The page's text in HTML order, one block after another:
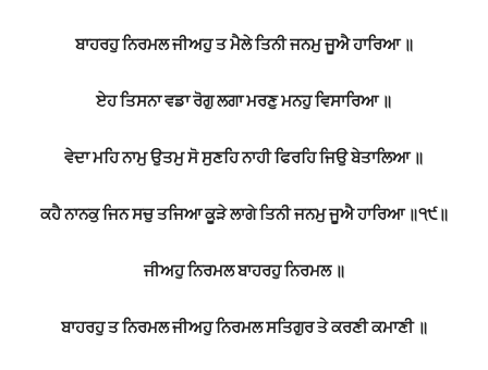
ਬਾਹਰਹੁ ਨਿਰਮਲ ਜੀਅਹੁ ਤ ਮੈਲੇ ਤਿਨੀ ਜਨਮੁ ਜੂਐ ਹਾਰਿਆ ॥
ਏਹ ਤਿਸਨਾ ਵਡਾ ਰੋਗੁ ਲਗਾ ਮਰਣੁ ਮਨਹੁ ਵਿਸਾਰਿਆ ॥
ਵੇਦਾ ਮਹਿ ਨਾਮੁ ਉਤਮੁ ਸੋ ਸੁਣਹਿ ਨਾਹੀ ਫਿਰਹਿ ਜਿਉ ਬੇਤਾਲਿਆ ॥
ਕਹੈ ਨਾਨਕੁ ਜਿਨ ਸਚੁ ਤਜਿਆ ਕੂੜੇ ਲਾਗੇ ਤਿਨੀ ਜਨਮੁ ਜੂਐ ਹਾਰਿਆ ॥੧੯॥
ਜੀਅਹੁ ਨਿਰਮਲ ਬਾਹਰਹੁ ਨਿਰਮਲ ॥
ਬਾਹਰਹੁ ਤ ਨਿਰਮਲ ਜੀਅਹੁ ਨਿਰਮਲ ਸਤਿਗੁਰ ਤੇ ਕਰਣੀ ਕਮਾਣੀ ॥